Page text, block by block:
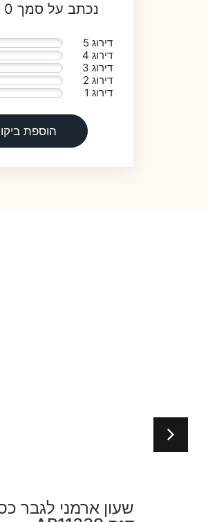
נכתב על סמך 0 חוות דעת
דירוג 5
דירוג 4
דירוג 3
דירוג 2
דירוג 1
הוספת
שעון ארמני לגבר